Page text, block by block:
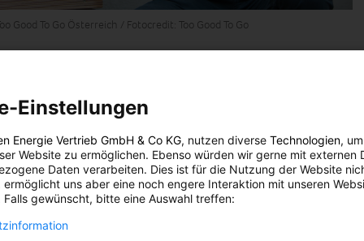
Good To Go Österreich / Fotocredit: Too Good To Go
Too Good To Go
Konzept so erfolgreich?
essen gegangen und haben bemerkt, dass das
komplett voll war. Als sie sich erkundigt haben, was mit dem
dass dieses entsorgt wird. Nach kurzem Nachforschen wurde
Einstellungen
Energie Vertrieb GmbH & Co KG, nutzen diverse Technologien,
Website zu ermöglichen. Ebenso würden wir gerne mit externen
Daten verarbeiten. Dies ist für die Nutzung der Website
ermöglicht uns aber eine noch engere Interaktion mit unseren
Falls gewünscht, bitte eine Auswahl treffen: